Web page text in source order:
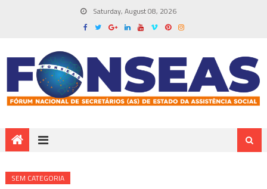
Saturday, August 08, 2026
SEM CATEGORIA